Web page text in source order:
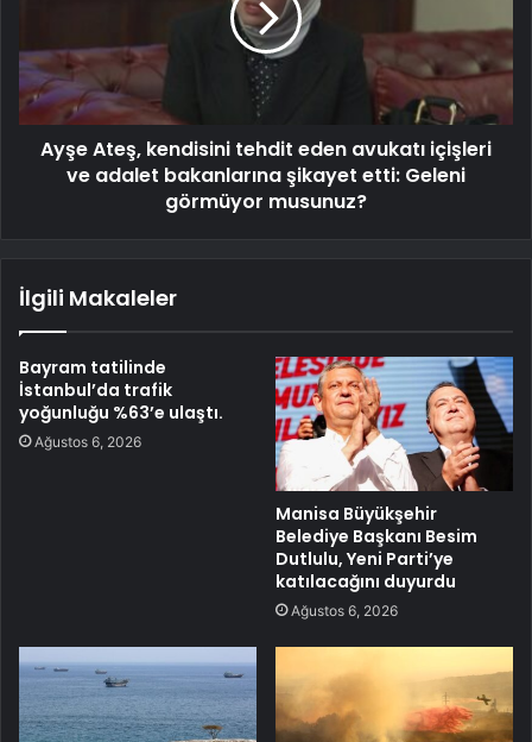
Ayşe Ateş, kendisini tehdit eden avukatı içişleri
ve adalet bakanlarına şikayet etti: Geleni
görmüyor musunuz?
İlgili Makaleler
Bayram tatilinde
İstanbul’da trafik
yoğunluğu %63’e ulaştı.
Ağustos 6, 2026
Manisa Büyükşehir
Belediye Başkanı Besim
Dutlulu, Yeni Parti’ye
katılacağını duyurdu
Ağustos 6, 2026